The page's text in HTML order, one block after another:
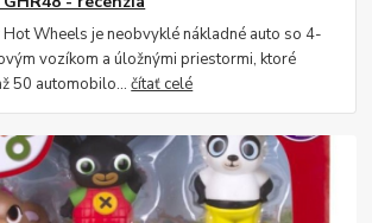
Wheels je neobvyklé nákladné auto so 4-
vozíkom a úložnými priestormi, ktoré
50 automobilo...čítať celé